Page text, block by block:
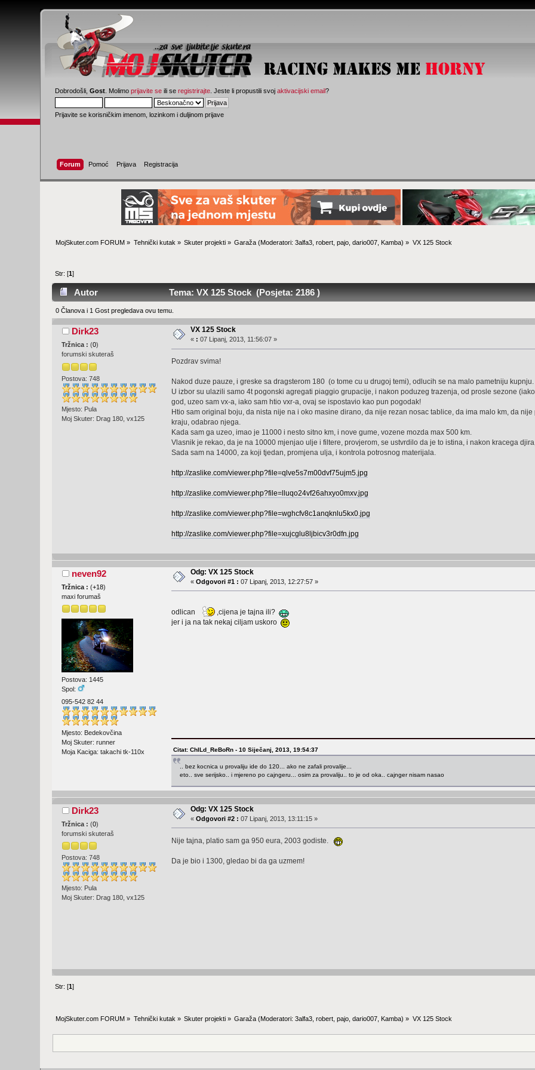
Dobrodošli,Gost . Molimoprijavite se ili seregistrirajte . Jeste li propustili svojaktivacijski email?
Prijavite se korisničkim imenom, lozinkom i duljinom prijave
Forum Pomoć Prijava Registracija
MojSkuter.com FORUM » Tehnički kutak » Skuter projekti » Garaža (Moderatori:3alfa3 ,robert ,pajo ,dario007 Kamba) » VX 125 Stock
Str: [1]
Autor Tema: VX 125 Stock (Posjeta: 2186 )
0 Članova i 1 Gost pregledava ovu temu.
Dirk23
Tržnica :(0)
forumski skuteraš
Postova: 748
Mjesto: Pula
Moj Skuter: Drag 180, vx125
VX 125 Stock
« : 07 Lipanj, 2013, 11:56:07 »
Pozdrav svima!
Nakod duze pauze, i greske sa dragsterom 180 (o tome cu u drugoj temi), odlucih se na malo pametniju kupnju.
U izbor su ulazili samo 4t pogonski agregati piaggio grupacije, i nakon poduzeg trazenja, od prosle sezone
god, uzeo sam vx-a, iako sam htio vxr-a, ovaj se ispostavio kao pun pogodak!
Htio sam original boju, da nista nije na i oko masine dirano, da nije rezan nosac tablice, da ima malo km, da
kraju, odabrao njega.
Kada sam ga uzeo, imao je 11000 i nesto sitno km, i nove gume, vozene mozda max 500 km.
Vlasnik je rekao, da je na 10000 mjenjao ulje i filtere, provjerom, se ustvrdilo da je to istina, i nakon kracega
Sada sam na 14000, za koji tjedan, promjena ulja, i kontrola potrosnog materijala.
http://zaslike.com/viewer.php?file=qlve5s7m00dvf75ujm5.jpg
http://zaslike.com/viewer.php?file=lluqo24vf26ahxyo0mxv.jpg
http://zaslike.com/viewer.php?file=wghcfv8c1anqknlu5kx0.jpg
http://zaslike.com/viewer.php?file=xujcglu8ljbicv3r0dfn.jpg
neven92
Tržnica :(+18)
maxi forumaš
Postova: 1445
Spol:
095-542 82 44
Mjesto: Bedekovčina
Moj Skuter: runner
Moja Kaciga: takachi tk-110x
Odg: VX 125 Stock
«Odgovori #1 : 07 Lipanj, 2013, 12:27:57 »
odlican
,cijena je tajna ili?
jer i ja na tak nekaj ciljam uskoro
Citat: ChILd_ReBoRn - 10 Siječanj, 2013, 19:54:37
.. bez kocnica u provaliju ide do 120... ako ne zafali provalije...
eto.. sve serijsko.. i mjereno po cajngeru... osim za provaliju.. to je od oka.. cajnger nisam nasao
Dirk23
Tržnica :(0)
forumski skuteraš
Postova: 748
Mjesto: Pula
Moj Skuter: Drag 180, vx125
Odg: VX 125 Stock
«Odgovori #2 : 07 Lipanj, 2013, 13:11:15 »
Nije tajna, platio sam ga 950 eura, 2003 godiste.
Da je bio i 1300, gledao bi da ga uzmem!
Str: [1]
MojSkuter.com FORUM » Tehnički kutak » Skuter projekti » Garaža (Moderatori:3alfa3 ,robert ,pajo ,dario007 Kamba) » VX 125 Stock